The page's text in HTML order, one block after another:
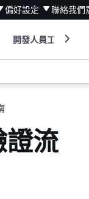
偏好設定 聯絡我們
開發人員工具
證流